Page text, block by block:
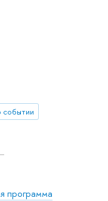
событии
программа